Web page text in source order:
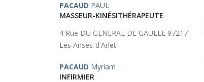
PACAUD PAUL
MASSEUR-KINÉSITHÉRAPEUTE
4 Rue DU GENERAL DE GAULLE 97217
Les Anses-d'Arlet
PACAUD Myriam
INFIRMIER